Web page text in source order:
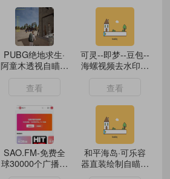
PUBG绝地求生·
阿童木透视自瞄免
查看
可灵--即梦--豆包--
海螺视频去水印工
查看
SAO.FM-免费全
球30000个广播电
和平海岛·可乐容
器直装绘制自瞄破